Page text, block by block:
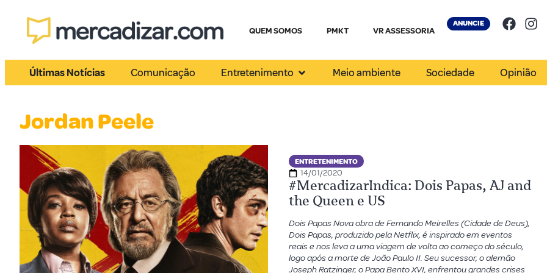
QUEM SOMOS PMKT VR ASSESSORIA
ANUNCIE
Últimas Notícias Comunicação Entretenimento Meio ambiente Sociedade Opinião
Jordan Peele
ENTRETENIMENTO
14/01/2020
#MercadizarIndica: Dois Papas, AJ and
the Queen e US
Dois Papas Nova obra de Fernando Meirelles (Cidade de Deus),
Dois Papas, produzido pela Netflix, é inspirado em eventos
reais e nos leva a uma viagem de volta ao começo do século,
logo após a morte de João Paulo II. Seu sucessor, o alemão
Joseph Ratzinger, o Papa Bento XVI, enfrentou grandes crises